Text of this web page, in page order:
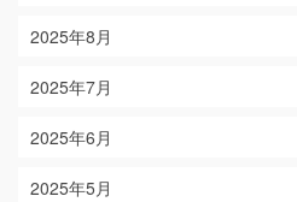
2025年8月
2025年7月
2025年6月
2025年5月